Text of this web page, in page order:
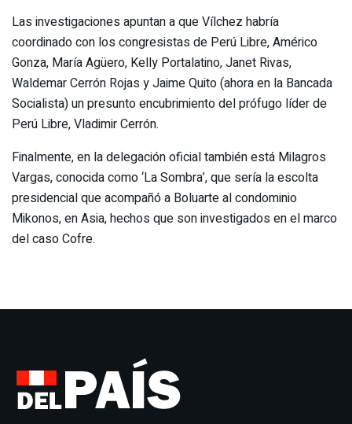
Las investigaciones apuntan a que Vílchez habría
coordinado con los congresistas de Perú Libre, Américo
Gonza, María Agüero, Kelly Portalatino, Janet Rivas,
Waldemar Cerrón Rojas y Jaime Quito (ahora en la Bancada
Socialista) un presunto encubrimiento del prófugo líder de
Perú Libre, Vladimir Cerrón.
Finalmente, en la delegación oficial también está Milagros
Vargas, conocida como ‘La Sombra’, que sería la escolta
presidencial que acompañó a Boluarte al condominio
Mikonos, en Asia, hechos que son investigados en el marco
del caso Cofre.